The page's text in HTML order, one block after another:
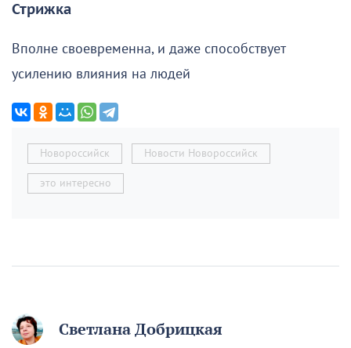
Стрижка
Вполне своевременна, и даже способствует
усилению влияния на людей
Новороссийск Новости Новороссийск
это интересно
Светлана Добрицкая